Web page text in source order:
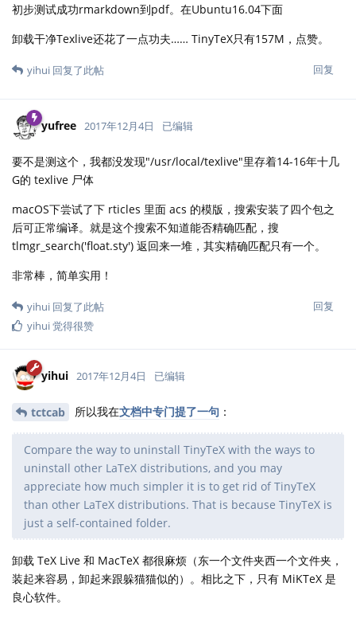
初步测试成功rmarkdown到pdf。在Ubuntu16.04下面
卸载干净Texlive还花了一点功夫…… TinyTeX只有157M，点赞。
回复
yihui 回复了此帖
yufree 2017年12月4日 已编辑
要不是测这个，我都没发现"/usr/local/texlive"里存着14-16年十几
G的 texlive 尸体
macOS下尝试了下 rticles 里面 acs 的模版，搜索安装了四个包之
后可正常编译。就是这个搜索不知道能否精确匹配，搜
tlmgr_search('float.sty') 返回来一堆，其实精确匹配只有一个。
非常棒，简单实用！
回复
yihui 回复了此帖
yihui觉得很赞
yihui 2017年12月4日 已编辑
tctcab 所以我在文档中专门提了一句 ：
Compare the way to uninstall TinyTeX with the ways to
uninstall other LaTeX distributions, and you may
appreciate how much simpler it is to get rid of TinyTeX
than other LaTeX distributions. That is because TinyTeX is
just a self-contained folder.
卸载 TeX Live 和 MacTeX 都很麻烦（东一个文件夹西一个文件夹，
装起来容易，卸起来跟躲猫猫似的）。相比之下，只有 MiKTeX 是
良心软件。